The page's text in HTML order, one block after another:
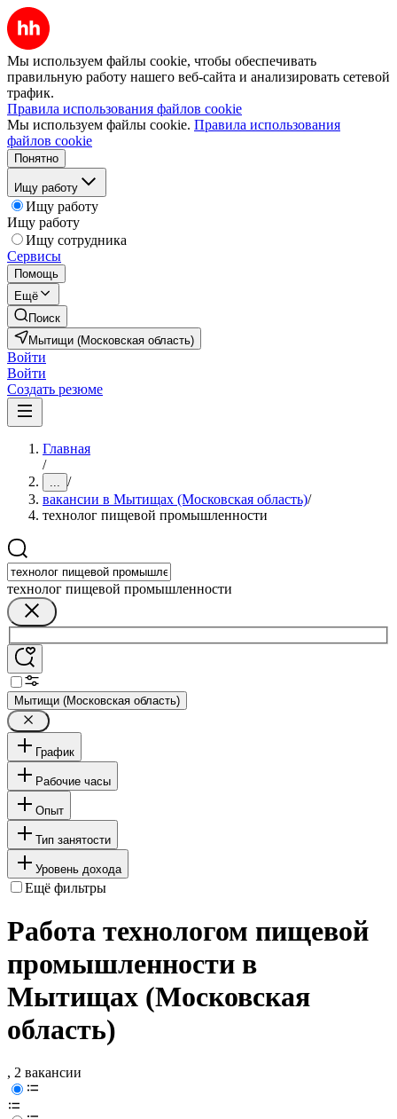
Мы используем файлы cookie, чтобы обеспечивать
правильную работу нашего веб-сайта и анализировать сетевой
трафик.
Правила использования файлов cookie
Мы используем файлы cookie. Правила использования
файлов cookie
Понятно
Ищу работу
Ищу работу
Ищу работу
Ищу сотрудника
Сервисы
Помощь
Ещё
Поиск
Мытищи (Московская область)
Войти
Войти
Создать резюме
Главная
/
... /
вакансии в Мытищах (Московская область)/
технолог пищевой промышленности
технолог пищевой промышленности
Мытищи (Московская область)
График
Рабочие часы
Опыт
Тип занятости
Уровень дохода
Ещё фильтры
Работа технологом пищевой
промышленности в
Мытищах (Московская
область)
, 2 вакансии